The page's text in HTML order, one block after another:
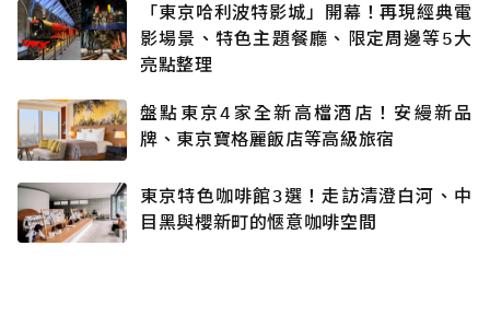
「東京哈利波特影城」開幕！再現經典電
影場景、特色主題餐廳、限定周邊等5大
亮點整理
盤點東京4家全新高檔酒店！安縵新品
牌、東京寶格麗飯店等高級旅宿
東京特色咖啡館3選！走訪清澄白河、中
目黑與櫻新町的愜意咖啡空間